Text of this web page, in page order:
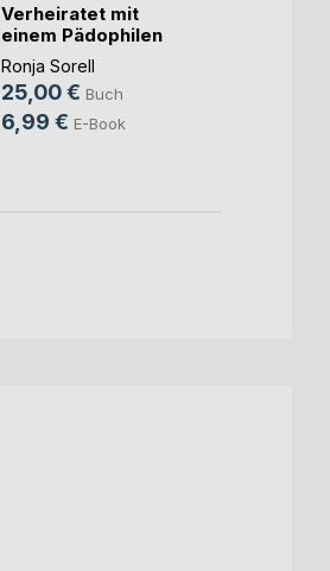
Verheiratet mit
einem Pädophilen
u(...)
Ronja Sorell
25,00 € Buch
6,99 € E-Book